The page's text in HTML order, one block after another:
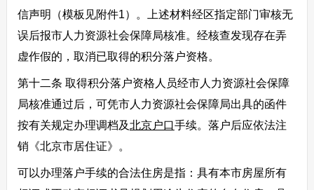
信声明（模板见附件1）。上述材料经区指定部门审核无
误后报市人力资源社会保障局核准。经核查发现存在弄
虚作假的，取消已取得的积分落户资格。
第十二条 取得积分落户资格人员经市人力资源社会保障
局核准通过后，可凭市人力资源社会保障局出具的函件
按有关规定办理调档及北京户口手续。落户后应依法注
销《北京市居住证》。
可以办理落户手续的合法住房是指：具有本市房屋所有